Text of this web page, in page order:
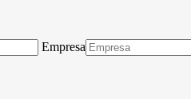
Empresa